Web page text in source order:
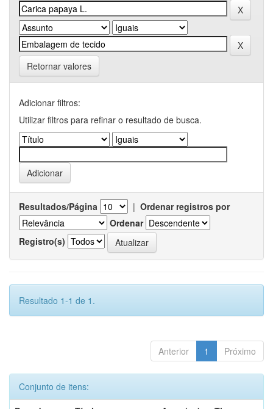
Retornar valores
Adicionar filtros:
Utilizar filtros para refinar o resultado de busca.
Resultados/Página | Ordenar registros por
Ordenar
Registro(s)
Resultado 1-1 de 1.
Anterior 1 Próximo
Conjunto de itens: